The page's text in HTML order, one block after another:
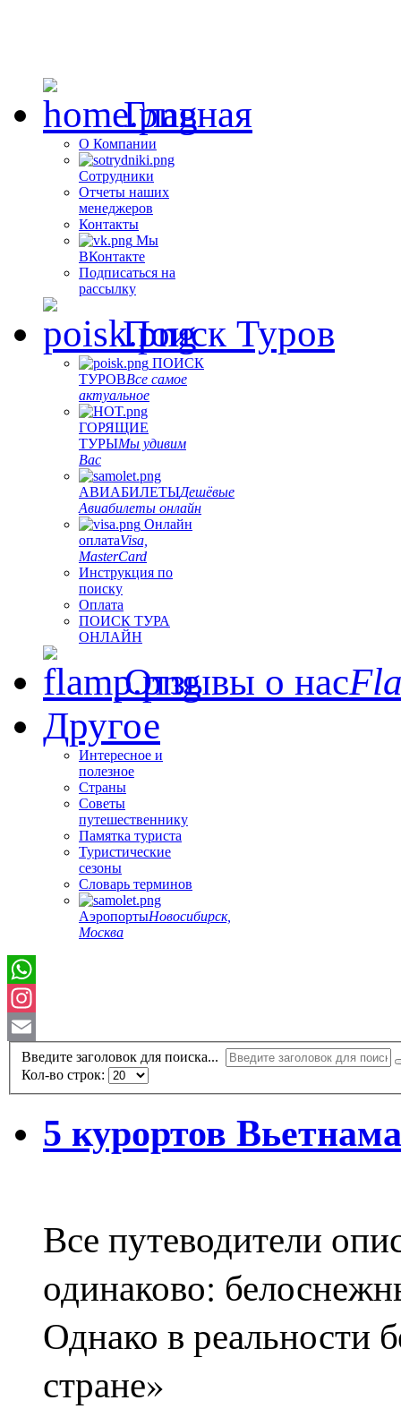
Главная
О Компании
Сотрудники
Отчеты наших
менеджеров
Контакты
Мы
ВКонтакте
Подписаться на
рассылку
Поиск Туров
ПОИСК
ТУРОВВсе самое
актуальное
ГОРЯЩИЕ
ТУРЫМы удивим
Вас
АВИАБИЛЕТЫДешёвые
Авиабилеты онлайн
Онлайн
оплатаVisa,
MasterCard
Инструкция по
поиску
Оплата
ПОИСК ТУРА
ОНЛАЙН
Отзывы о нас
Другое
Интересное и
полезное
Страны
Советы
путешественнику
Памятка туриста
Туристические
сезоны
Словарь терминов
АэропортыНовосибирск,
Москва
Instagram
Email
Введите заголовок для поиска...
Кол-во строк:
5 курортов
Все путеводители
одинаково:
Однако в реальности
стране»